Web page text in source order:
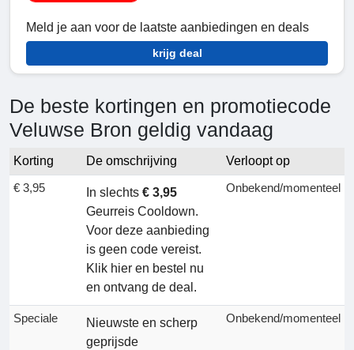
Meld je aan voor de laatste aanbiedingen en deals
krijg deal
De beste kortingen en promotiecode
Veluwse Bron geldig vandaag
Korting De omschrijving
Verloopt op
€ 3,95
In slechts € 3,95
Geurreis Cooldown.
Voor deze aanbieding
is geen code vereist.
Klik hier en bestel nu
en ontvang de deal.
Onbekend/momenteel
Speciale
Nieuwste en scherp
geprijsde
Onbekend/momenteel